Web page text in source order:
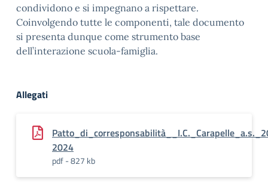
condividono e si impegnano a rispettare.
Coinvolgendo tutte le componenti, tale documento
si presenta dunque come strumento base
dell’interazione scuola-famiglia.
Allegati
2024
pdf - 827 kb